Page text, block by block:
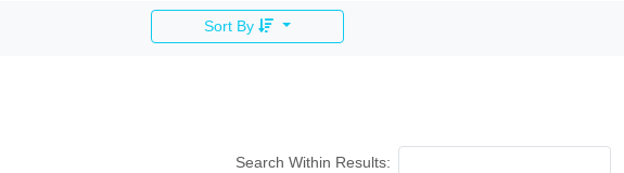
Sort By
Search Within Results: